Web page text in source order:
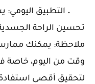
. التطبيق اليومي:
تحسين الراحة
ملاحظة: يمكنك
وقت من اليوم، خاصة
لتحقيق أقصى